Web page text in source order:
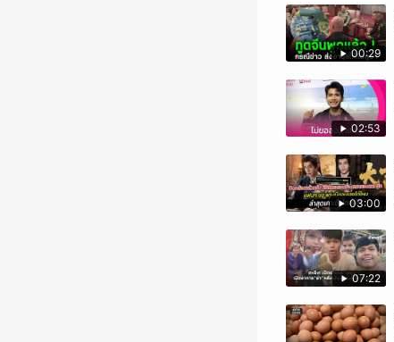
00:29
02:53
03:00
07:22